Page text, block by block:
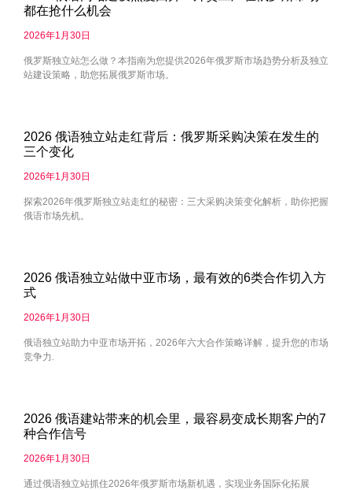
都在抢什么机会
2026年1月30日
俄罗斯独立站怎么做？本指南为您提供2026年俄罗斯市场趋势分析及独立
站建设策略，助您拓展俄罗斯市场。
2026 俄语独立站走红背后：俄罗斯采购决策在发生的
三个变化
2026年1月30日
探索2026年俄罗斯独立站走红的秘密：三大采购决策变化解析，助你把握
俄语市场先机。
2026 俄语独立站做中亚市场，最有效的6类合作切入方
式
2026年1月30日
俄语独立站助力中亚市场开拓，2026年六大合作策略详解，提升您的市场
竞争力.
2026 俄语建站带来的机会里，最容易变成长期客户的7
种合作信号
2026年1月30日
通过俄语独立站抓住2026年俄罗斯市场新机遇，实现业务国际化拓展